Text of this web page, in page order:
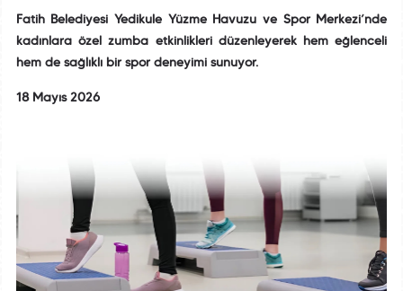
Fatih Belediyesi Yedikule Yüzme Havuzu ve Spor Merkezi’nde
kadınlara özel zumba etkinlikleri düzenleyerek hem eğlenceli
hem de sağlıklı bir spor deneyimi sunuyor.
18 Mayıs 2026